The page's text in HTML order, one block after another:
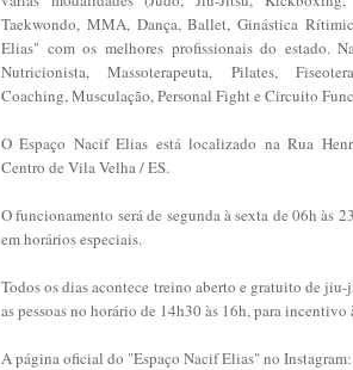
Taekwondo, MMA, Dança, Ballet, Ginástica
Elias" com os melhores profissionais do estado.
Nutricionista, Massoterapeuta, Pilates,
Coaching, Musculação, Personal Fight e Circuito
O Espaço Nacif Elias está localizado na Rua
Centro de Vila Velha / ES.
O funcionamento será de segunda à sexta de 06h às
em horários especiais.
Todos os dias acontece treino aberto e gratuito de
as pessoas no horário de 14h30 às 16h, para incentivo
A página oficial do "Espaço Nacif Elias" no